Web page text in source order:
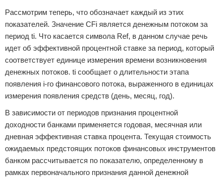
Рассмотрим теперь, что обозначает каждый из этих
показателей. Значение CFi является денежным потоком за
период ti. Что касается символа Ref, в данном случае речь
идет об эффективной процентной ставке за период, который
соответствует единице измерения времени возникновения
денежных потоков. ti сообщает о длительности этапа
появления i-го финансового потока, выраженного в единицах
измерения появления средств (день, месяц, год).
В зависимости от периодов признания процентной
доходности банками применяется годовая, месячная или
дневная эффективная ставка процента. Текущая стоимость
ожидаемых предстоящих потоков финансовых инструментов
банком рассчитывается по показателю, определенному в
рамках первоначального признания данной денежной